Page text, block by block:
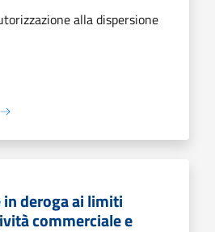
alla dispersione
deroga ai limiti
commerciale e